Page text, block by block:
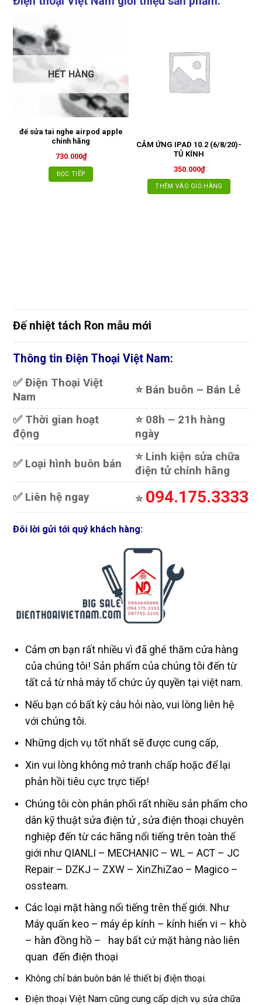
HẾT HÀNG
đế sửa tai nghe airpod apple
chính hãng
730.000₫
ĐỌC TIẾP
CẢM ỨNG IPAD 10.2 (6/8/20)-
TỦ KÍNH
350.000₫
THÊM VÀO GIỎ HÀNG
Đế nhiệt tách Ron mẫu mới
Thông tin Điện Thoại Việt Nam:
✅ Điện Thoại Việt
Nam
⭐️ Bán buôn – Bán Lẻ
✅ Thời gian hoạt
động
⭐️ 08h – 21h hàng
ngày
✅ Loại hình buôn bán
⭐️ Linh kiện sửa chữa
điện tử chính hãng
✅ Liên hệ ngay
⭐️ 094.175.3333
Đôi lời gửi tới quý khách hàng:
Cảm ơn bạn rất nhiều vì đã ghé thăm cửa hàng
của chúng tôi! Sản phẩm của chúng tôi đến từ
tất cả từ nhà máy tổ chức ủy quyền tại việt nam.
Nếu bạn có bất kỳ câu hỏi nào, vui lòng liên hệ
với chúng tôi.
Những dịch vụ tốt nhất sẽ được cung cấp,
Xin vui lòng không mở tranh chấp hoặc để lại
phản hồi tiêu cực trực tiếp!
Chúng tôi còn phân phối rất nhiều sản phẩm cho
dân kỹ thuật sửa điện tử , sửa điện thoại chuyên
nghiệp đến từ các hãng nổi tiếng trên toàn thế
giới như QIANLI – MECHANIC – WL – ACT – JC
Repair – DZKJ – ZXW – XinZhiZao – Magico –
ossteam.
Các loại mặt hàng nổi tiếng trên thế giới. Như
Máy quấn keo – máy ép kính – kính hiển vi – khò
– hàn đồng hồ – hay bất cứ mặt hàng nào liên
quan đến điện thoại
Không chỉ bán buôn bán lẻ thiết bị điện thoại.
Điện thoại Việt Nam cũng cung cấp dịch vụ sửa chữa